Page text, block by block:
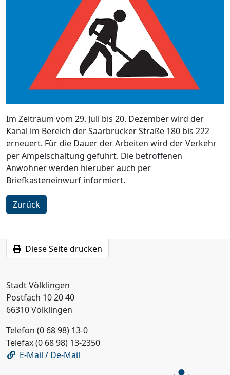
Im Zeitraum vom 29. Juli bis 20. Dezember wird der
Kanal im Bereich der Saarbrücker Straße 180 bis 222
erneuert. Für die Dauer der Arbeiten wird der Verkehr
per Ampelschaltung geführt. Die betroffenen
Anwohner werden hierüber auch per
Briefkasteneinwurf informiert.
Zurück
Diese Seite drucken
Stadt Völklingen
Postfach 10 20 40
66310 Völklingen
Telefon (0 68 98) 13-0
Telefax (0 68 98) 13-2350
E-Mail / De-Mail